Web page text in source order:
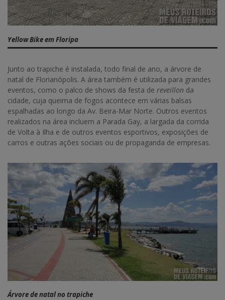
Yellow Bike em Floripa
Junto ao trapiche é instalada, todo final de ano, a árvore de
natal de Florianópolis. A área também é utilizada para grandes
eventos, como o palco de shows da festa de reveillon da
cidade, cuja queima de fogos acontece em várias balsas
espalhadas ao longo da Av. Beira-Mar Norte. Outros eventos
realizados na área incluem a Parada Gay, a largada da corrida
de Volta à Ilha e de outros eventos esportivos, exposições de
carros e outras ações sociais ou de propaganda de empresas.
Árvore de natal no trapiche